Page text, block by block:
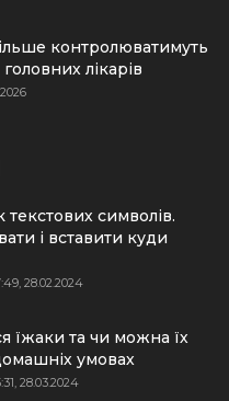
контролюватимуть
лікарів
символів.
і вставити куди
28.02.2024
їжаки та чи можна їх
умовах
28.03.2024